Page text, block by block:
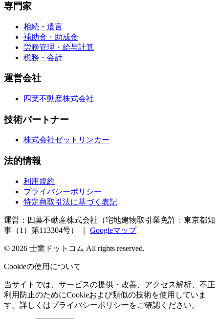
専門家
相続・遺言
補助金・助成金
労務管理・給与計算
税務・会計
運営会社
四葉不動産株式会社
技術パートナー
株式会社ゼットリンカー
法的情報
利用規約
プライバシーポリシー
特定商取引法に基づく表記
運営：四葉不動産株式会社（宅地建物取引業免許：東京都知
事（1）第113304号）
Googleマップ
© 2026 士業ドットコム All rights reserved.
Cookieの使用について
当サイトでは、サービスの提供・改善、アクセス解析、不正
利用防止のためにCookieおよび類似の技術を使用していま
す。詳しくはプライバシーポリシーをご確認ください。